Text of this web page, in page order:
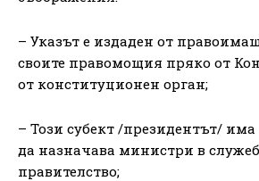
– Указът е издаден от
своите правомощия пряко от
от конституционен орган;
– Този субект /президентът/
да назначава министри в
правителство;